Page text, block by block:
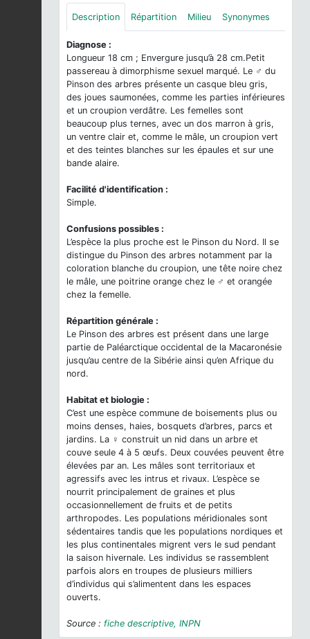
Description Répartition Milieu Synonymes
Diagnose :
Longueur 18 cm ; Envergure jusqu’à 28 cm.Petit
passereau à dimorphisme sexuel marqué. Le ♂ du
Pinson des arbres présente un casque bleu gris,
des joues saumonées, comme les parties inférieures
et un croupion verdâtre. Les femelles sont
beaucoup plus ternes, avec un dos marron à gris,
un ventre clair et, comme le mâle, un croupion vert
et des teintes blanches sur les épaules et sur une
bande alaire.
Facilité d'identification :
Simple.
Confusions possibles :
L’espèce la plus proche est le Pinson du Nord. Il se
distingue du Pinson des arbres notamment par la
coloration blanche du croupion, une tête noire chez
le mâle, une poitrine orange chez le ♂ et orangée
chez la femelle.
Répartition générale :
Le Pinson des arbres est présent dans une large
partie de Paléarctique occidental de la Macaronésie
jusqu’au centre de la Sibérie ainsi qu’en Afrique du
nord.
Habitat et biologie :
C’est une espèce commune de boisements plus ou
moins denses, haies, bosquets d’arbres, parcs et
jardins. La ♀ construit un nid dans un arbre et
couve seule 4 à 5 œufs. Deux couvées peuvent être
élevées par an. Les mâles sont territoriaux et
agressifs avec les intrus et rivaux. L’espèce se
nourrit principalement de graines et plus
occasionnellement de fruits et de petits
arthropodes. Les populations méridionales sont
sédentaires tandis que les populations nordiques et
les plus continentales migrent vers le sud pendant
la saison hivernale. Les individus se rassemblent
parfois alors en troupes de plusieurs milliers
d’individus qui s’alimentent dans les espaces
ouverts.
Source : fiche descriptive, INPN